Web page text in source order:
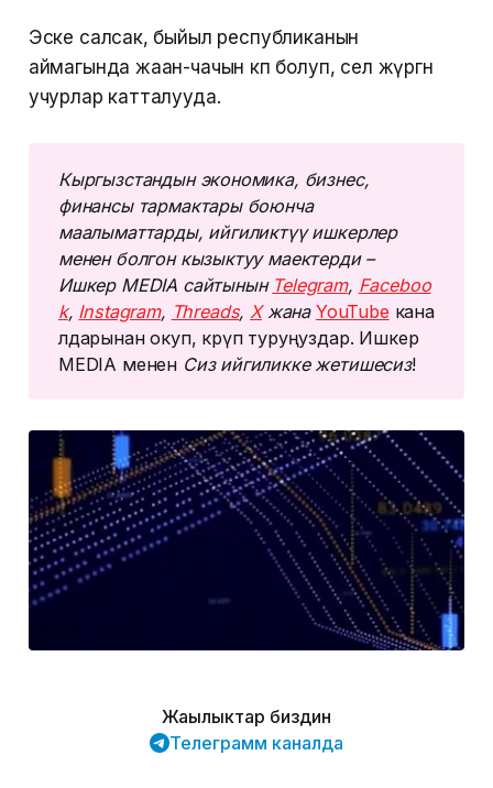
Эске салсак, быйыл республиканын
аймагында жаан-чачын көп болуп, сел жүргөн
учурлар катталууда.
Кыргызстандын экономика, бизнес,
финансы тармактары боюнча
маалыматтарды, ийгиликтүү ишкерлер
менен болгон кызыктуу маектерди –
Ишкер MEDIA сайтынын Telegram, Faceboo
k, Instagram, Threads, Х жана YouTube кана
лдарынан окуп, көрүп туруңуздар. Ишкер
MEDIA менен Сиз ийгиликке жетишесиз!
Жаңылыктар биздин
Телеграмм каналда